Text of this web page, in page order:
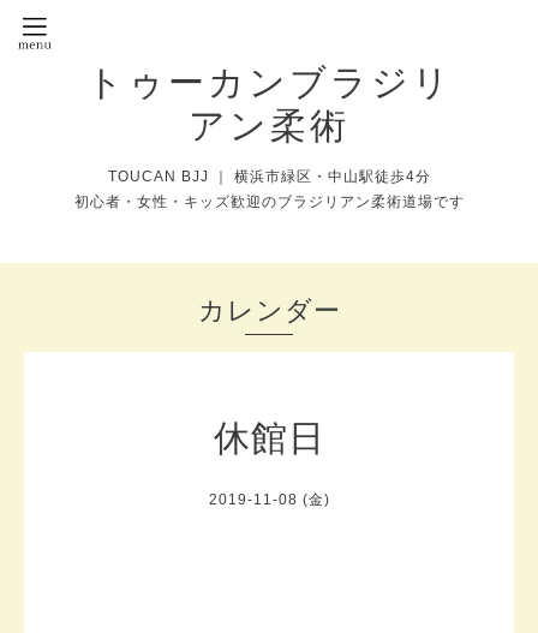
トゥーカンブラジリ
アン柔術
TOUCAN BJJ ｜ 横浜市緑区・中山駅徒歩4分
初心者・女性・キッズ歓迎のブラジリアン柔術道場です
カレンダー
休館日
2019-11-08 (金)